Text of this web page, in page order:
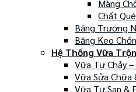
Màng
Chất
Băng Trương
Băng Keo
Hệ Thống Vữa
Vữa Tự Chảy
Vữa Sửa Chữa
Vữa Tự San &